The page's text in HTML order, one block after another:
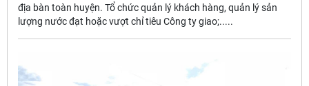
địa bàn toàn huyện. Tổ chức quản lý khách hàng, quản lý sản
lượng nước đạt hoặc vượt chỉ tiêu Công ty giao;.....